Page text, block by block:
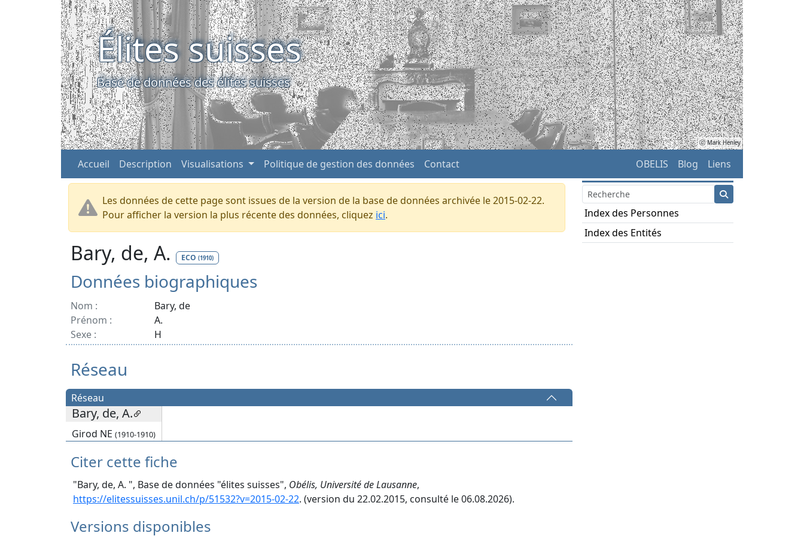
Élites suisses
Base de données des élites suisses
ⓒ Mark Henley
Accueil Description Visualisations Politique de gestion des données Contact OBELIS Blog Liens
Les données de cette page sont issues de la version de la base de données archivée le 2015-02-22.
Pour afficher la version la plus récente des données, cliquez ici.
Bary, de, A. ECO (1910)
Données biographiques
Nom :
Bary, de
Prénom :
A.
Sexe :
H
Réseau
Réseau
Bary, de, A.
Girod NE (1910-1910)
Citer cette fiche
"Bary, de, A. ", Base de données "élites suisses", Obélis, Université de Lausanne,
https://elitessuisses.unil.ch/p/51532?v=2015-02-22. (version du 22.02.2015, consulté le 06.08.2026).
Versions disponibles
Index des Personnes
Index des Entités